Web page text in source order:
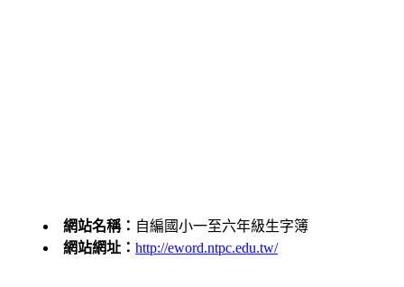
網站名稱： 自編國小一至六年級生字簿
網站網址： http://eword.ntpc.edu.tw/